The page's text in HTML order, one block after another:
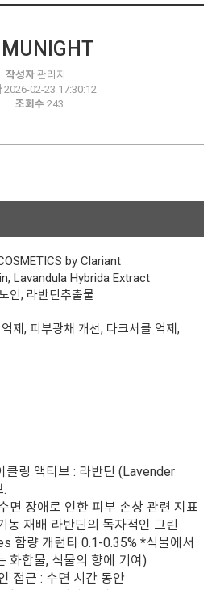
작성자관리자
2026-02-23 17:30:12
조회수 243
by Clariant
Lavandula Hybrida Extract
인, 라반딘추출물
제, 피부광채 개선, 다크서클 억제,
클링 액티브 : 라반딘 (Lavender
면 장애로 인한 피부 손상 관련 지표
농 재배 라반딘의 독자적인 그린
함량 개런티 0.1-0.35% *식물에서
화합물, 식물의 향에 기여)
접근 : 수면 시간 동안